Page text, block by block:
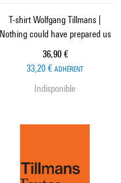
T-shirt Wolfgang Tillmans |
Nothing could have prepared us
Prix ​​actuel
36,90 €
33,20 € ADHÉRENT
Indisponible